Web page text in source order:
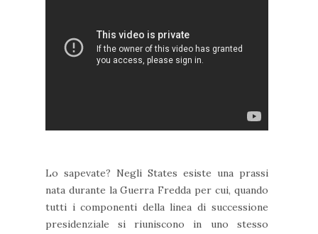
Lo sapevate? Negli States esiste una prassi
nata durante la Guerra Fredda per cui, quando
tutti i componenti della linea di successione
presidenziale si riuniscono in uno stesso